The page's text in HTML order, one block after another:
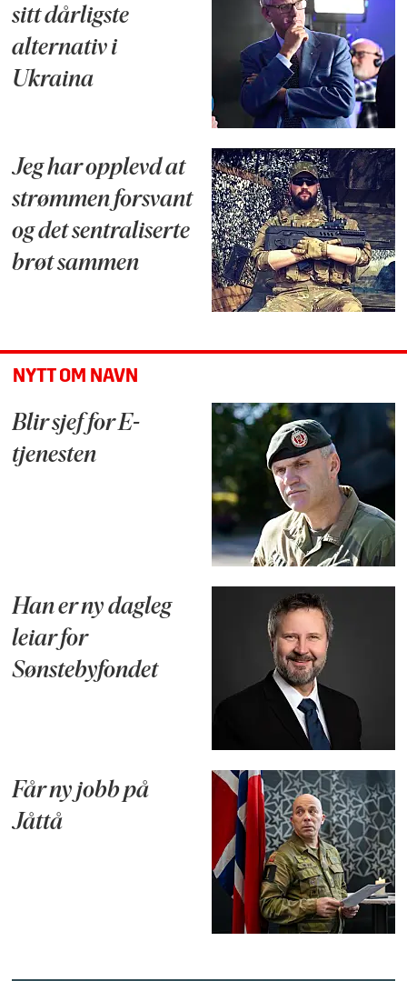
sitt dårligste
alternativ i
Ukraina
Jeg har opplevd at
strømmen forsvant
og det sentraliserte
brøt sammen
NYTT OM NAVN
Blir sjef for E-
tjenesten
Han er ny dagleg
leiar for
Sønstebyfondet
Får ny jobb på
Jåttå